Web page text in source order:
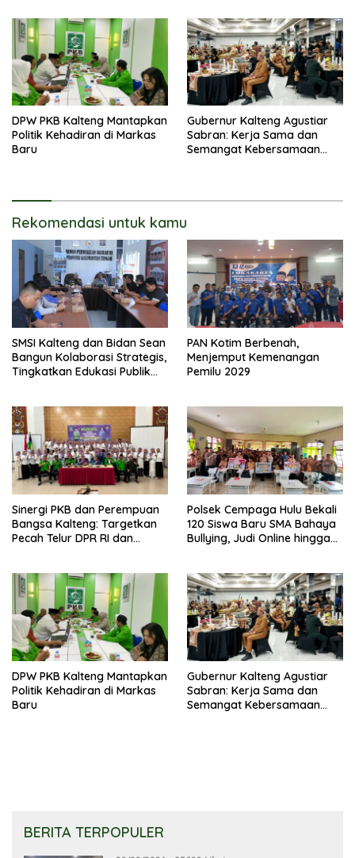
DPW PKB Kalteng Mantapkan
Politik Kehadiran di Markas
Baru
Gubernur Kalteng Agustiar
Sabran: Kerja Sama dan
Semangat Kebersamaan
Rekomendasi untuk kamu
SMSI Kalteng dan Bidan Sean
Bangun Kolaborasi Strategis,
Tingkatkan Edukasi Publik
PAN Kotim Berbenah,
Menjemput Kemenangan
Pemilu 2029
Sinergi PKB dan Perempuan
Bangsa Kalteng: Targetkan
Pecah Telur DPR RI dan
Polsek Cempaga Hulu Bekali
120 Siswa Baru SMA Bahaya
Bullying, Judi Online hingga
DPW PKB Kalteng Mantapkan
Politik Kehadiran di Markas
Baru
Gubernur Kalteng Agustiar
Sabran: Kerja Sama dan
Semangat Kebersamaan
BERITA TERPOPULER